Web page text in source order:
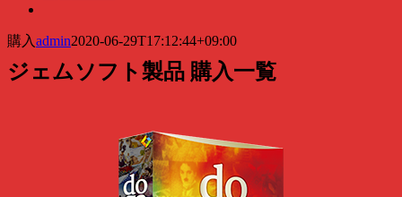
購入admin2020-06-29T17:12:44+09:00
ジェムソフト製品 購入一覧